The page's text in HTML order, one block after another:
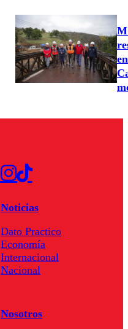
Noticias
Dato Practico
Economía
Internacional
Nacional
Nosotros